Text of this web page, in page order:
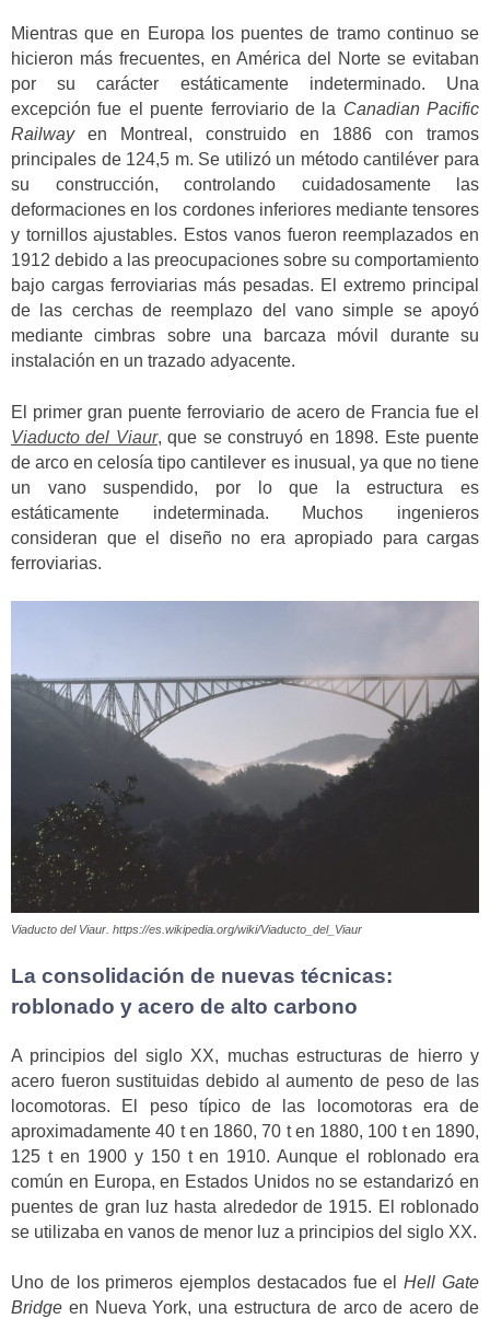
Mientras que en Europa los puentes de tramo continuo se
hicieron más frecuentes, en América del Norte se evitaban
por su carácter estáticamente indeterminado. Una
excepción fue el puente ferroviario de la Canadian Pacific
Railwayen Montreal, construido en 1886 con tramos
principales de 124,5 m. Se utilizó un método cantiléver para
su construcción, controlando cuidadosamente las
deformaciones en los cordones inferiores mediante tensores
y tornillos ajustables. Estos vanos fueron reemplazados en
1912 debido a las preocupaciones sobre su comportamiento
bajo cargas ferroviarias más pesadas. El extremo principal
de las cerchas de reemplazo del vano simple se apoyó
mediante cimbras sobre una barcaza móvil durante su
instalación en un trazado adyacente.
El primer gran puente ferroviario de acero de Francia fue el
Viaducto del Viaur, que se construyó en 1898. Este puente
de arco en celosía tipo cantilever es inusual, ya que no tiene
un vano suspendido, por lo que la estructura es
estáticamente indeterminada. Muchos ingenieros
consideran que el diseño no era apropiado para cargas
ferroviarias.
Viaducto del Viaur. https://es.wikipedia.org/wiki/Viaducto_del_Viaur
La consolidación de nuevas técnicas:
roblonado y acero de alto carbono
A principios del siglo XX, muchas estructuras de hierro y
acero fueron sustituidas debido al aumento de peso de las
locomotoras. El peso típico de las locomotoras era de
aproximadamente 40 t en 1860, 70 t en 1880, 100 t en 1890,
125 t en 1900 y 150 t en 1910. Aunque el roblonado era
común en Europa, en Estados Unidos no se estandarizó en
puentes de gran luz hasta alrededor de 1915. El roblonado
se utilizaba en vanos de menor luz a principios del siglo XX.
Uno de los primeros ejemplos destacados fue elHell Gate
Bridge en Nueva York, una estructura de arco de acero de